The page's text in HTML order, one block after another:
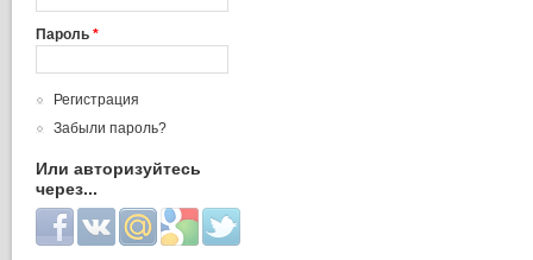
Пароль *
Регистрация
Забыли пароль?
Или авторизуйтесь
через...
Login with Facebook
Login with ВКонтакте
Login with Mail.ru
Login with Google
Login with Twitter